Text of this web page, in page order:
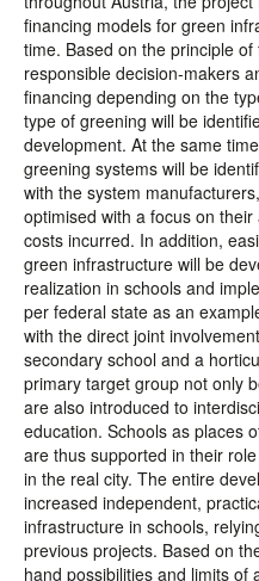
financing models for green
time. Based on the principle
responsible decision-makers
financing depending on the
type of greening will be
development. At the same
greening systems will be
with the system
optimised with a focus on
costs incurred. In addition,
green infrastructure will be
realization in schools and
per federal state as an
with the direct joint
secondary school and a
primary target group not only
are also introduced to
education. Schools as places
are thus supported in their
in the real city. The entire
increased independent,
infrastructure in schools,
previous projects. Based on
hand possibilities and limits of